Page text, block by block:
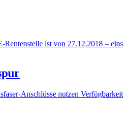
ist von 27.12.2018 –
Anschlüsse nutzen